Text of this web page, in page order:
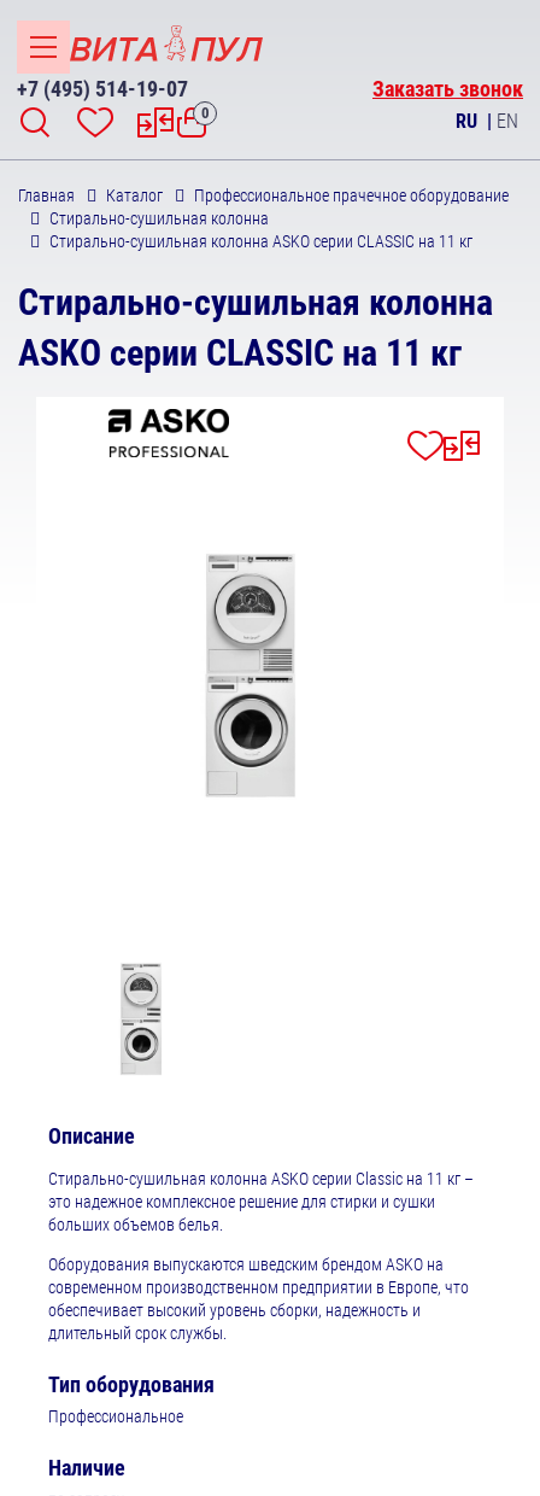
+7 (495) 514-19-07 Заказать звонок
0 RU | EN
Главная Каталог
Профессиональное прачечное оборудование
Стирально-сушильная колонна
Стирально-сушильная колонна ASKO серии CLASSIC на 11 кг
Стирально-сушильная колонна
ASKO серии CLASSIC на 11 кг
Описание
Стирально-сушильная колонна ASKO серии Classic на 11 кг –
это надежное комплексное решение для стирки и сушки
больших объемов белья.
Оборудования выпускаются шведским брендом ASKO на
современном производственном предприятии в Европе, что
обеспечивает высокий уровень сборки, надежность и
длительный срок службы.
Тип оборудования
Профессиональное
Наличие